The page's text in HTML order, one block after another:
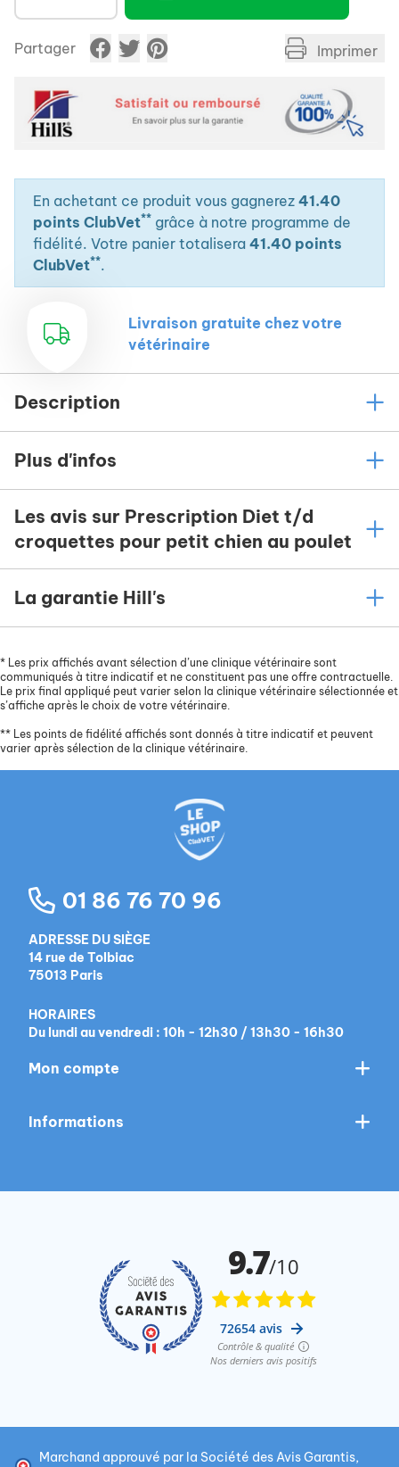
Partager Imprimer
En achetant ce produit vous gagnerez 41.40
points ClubVet** grâce à notre programme de
fidélité. Votre panier totalisera 41.40 points
ClubVet**.
Livraison gratuite chez votre
vétérinaire
Description
Plus d'infos
Les avis sur Prescription Diet t/d
croquettes pour petit chien au poulet
La garantie Hill's
* Les prix affichés avant sélection d’une clinique vétérinaire sont
communiqués à titre indicatif et ne constituent pas une offre contractuelle.
Le prix final appliqué peut varier selon la clinique vétérinaire sélectionnée et
s’affiche après le choix de votre vétérinaire.
** Les points de fidélité affichés sont donnés à titre indicatif et peuvent
varier après sélection de la clinique vétérinaire.
01 86 76 70 96
ADRESSE DU SIÈGE
14 rue de Tolbiac
75013 Paris
HORAIRES
Du lundi au vendredi : 10h - 12h30 / 13h30 - 16h30
Mon compte
Informations
Marchand approuvé par la Société des Avis Garantis,